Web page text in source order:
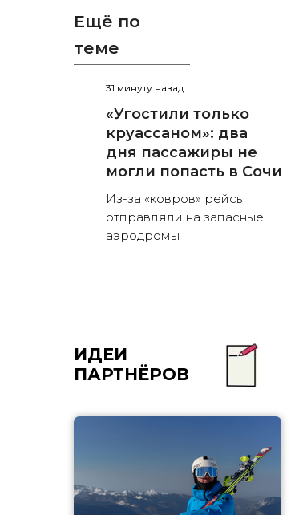
Ещё по
теме
31 минуту назад
«Угостили только
круассаном»: два
дня пассажиры не
могли попасть в Сочи
Из-за «ковров» рейсы
отправляли на запасные
аэродромы
ИДЕИ
ПАРТНЁРОВ